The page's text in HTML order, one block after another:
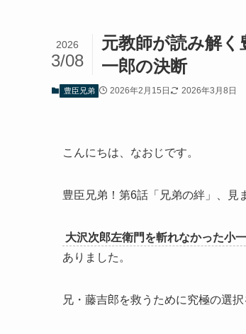
元教師が読み解
一郎の決断
2026
3/08
豊臣兄弟 2026年2月15日 2026年3月8日
こんにちは、なおじです。
豊臣兄弟！第6話「兄弟の絆」、見
大沢次郎左衛門を斬れなかった小
ありました。
兄・藤吉郎を救うために究極の選択